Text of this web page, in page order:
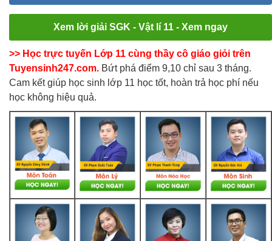
Xem lời giải SGK - Vật lí 11 - Xem ngay
>> Học trực tuyến Lớp 11 cùng thầy cô giáo giỏi trên
Tuyensinh247.com. Bứt phá điểm 9,10 chỉ sau 3 tháng.
Cam kết giúp học sinh lớp 11 học tốt, hoàn trả học phí nếu
học không hiệu quả.